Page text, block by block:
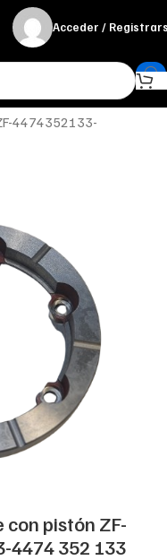
Acceder /
4474352133-
pistón ZF-
4474 352 133